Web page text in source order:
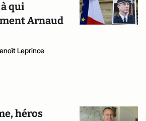
qui
Arnaud
Leprince
héros